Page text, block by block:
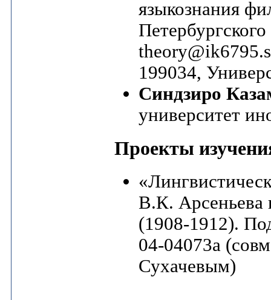
языкознания
199034,
Синдзиро
университет
Проекты
В.К. Арсеньева
(1908-1912).
04-04073а
Сухачевым)